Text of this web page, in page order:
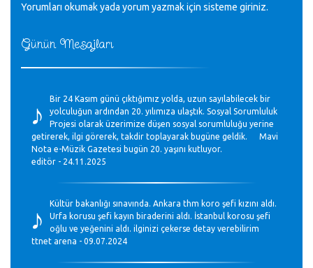
Günün Mesajları
♪
Bir 24 Kasım günü çıktığımız yolda, uzun sayılabilecek bir
yolculuğun ardından 20. yılımıza ulaştık. Sosyal Sorumluluk
Projesi olarak üzerimize düşen sosyal sorumluluğu yerine
getirerek, ilgi görerek, takdir toplayarak bugüne geldik. Mavi
Nota e-Müzik Gazetesi bugün 20. yaşını kutluyor.
editör - 24.11.2025
♪
Kültür bakanlığı sınavında. Ankara thm koro şefi kızını aldı.
Urfa korusu şefi kayın biraderini aldı. İstanbul korosu şefi
oğlu ve yeğenini aldı. ilginizi çekerse detay verebilirim
ttnet arena - 09.07.2024
Yorumları okumak yada yorum yazmak için sisteme giriniz.